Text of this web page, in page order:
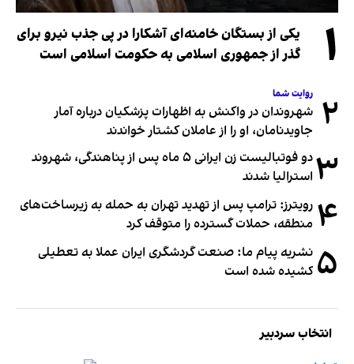
۱
یکی از بستگان خامنه‌ای آشکارا در پی جذب نیرو برای
گذر از جمهوری اسلامی به حکومت اسلامی است
۲ روایت شما
شهروندان در واکنش به اظهارات پزشکیان درباره آمار
جاویدنامان، او را از عاملان کشتار خواندند
۳
دو فوتبالیست زن ایرانی ۵ ماه پس از پناهندگی، شهروند
استرالیا شدند
۴ رویترز: ترامپ پس از تهدید تهران به حمله به زیرساخت‌های
منطقه، حملات گسترده را متوقف کرد
۵ نشریه پیام ما: صنعت گردشگری ایران عملا به تعطیلی
کشیده شده است
انتخاب سردبیر